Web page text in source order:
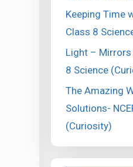
Keeping Time
Class 8
Light – Mirrors
8 Science
The Amazing
Solutions-
(Curiosity)